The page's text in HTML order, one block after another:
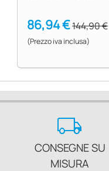
86,94 €144,90 €
(Prezzo iva inclusa)
local_shipping
CONSEGNE SU
MISURA